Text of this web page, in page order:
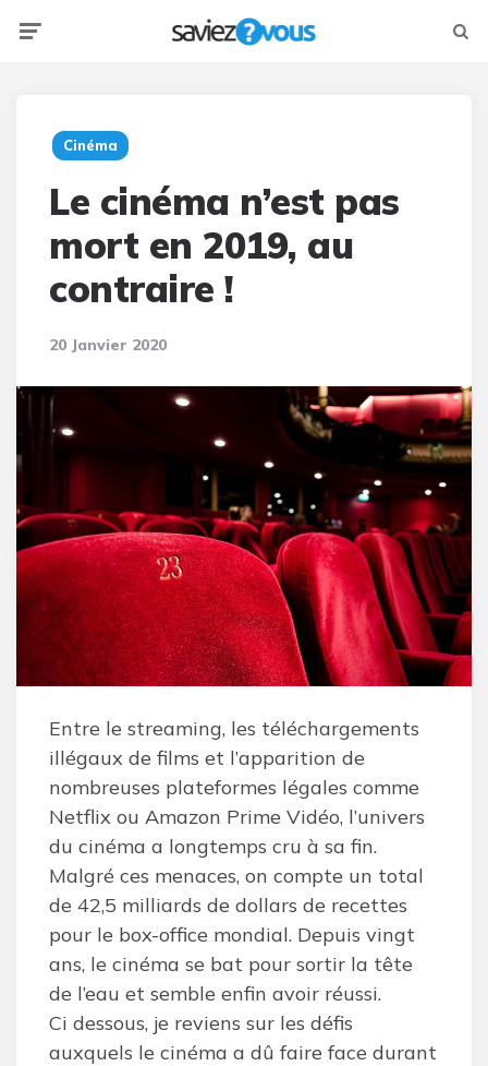
Cinéma
Le cinéma n’est pas
mort en 2019, au
contraire !
20 Janvier 2020
Entre le streaming, les téléchargements
illégaux de films et l’apparition de
nombreuses plateformes légales comme
Netflix ou Amazon Prime Vidéo, l’univers
du cinéma a longtemps cru à sa fin.
Malgré ces menaces, on compte un total
de 42,5 milliards de dollars de recettes
pour le box-office mondial. Depuis vingt
ans, le cinéma se bat pour sortir la tête
de l’eau et semble enfin avoir réussi.
Ci dessous, je reviens sur les défis
auxquels le cinéma a dû faire face durant